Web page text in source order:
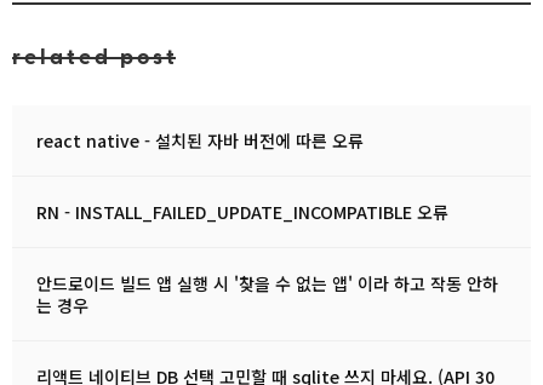
related post
react native - 설치된 자바 버전에 따른 오류
RN - INSTALL_FAILED_UPDATE_INCOMPATIBLE 오류
안드로이드 빌드 앱 실행 시 '찾을 수 없는 앱' 이라 하고 작동 안하
는 경우
리액트 네이티브 DB 선택 고민할 때 sqlite 쓰지 마세요. (API 30